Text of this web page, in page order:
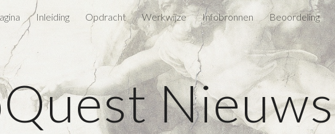
content Skip to navigation
Inleiding Opdracht Werkwijze Infobronnen Beoordeling
Nieuws